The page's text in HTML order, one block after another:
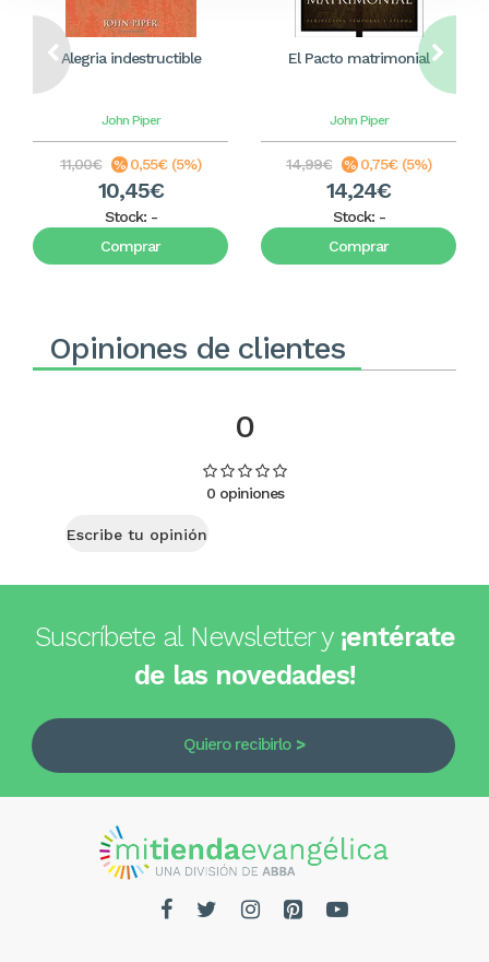
Alegria indestructible
John Piper
11,00€ 0,55€ (5%)
10,45€
Stock: -
Comprar
El Pacto matrimonial
John Piper
14,99€ 0,75€ (5%)
14,24€
Stock: -
Comprar
Opiniones de clientes
0
0 opiniones
Escribe tu opinión
Suscríbete al Newsletter y ¡entérate
de las novedades!
Quiero recibirlo